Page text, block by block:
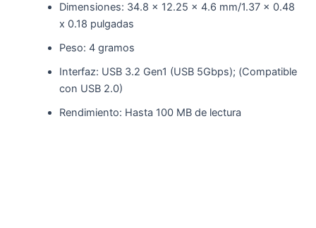
Dimensiones: 34.8 x 12.25 x 4.6 mm/1.37 x 0.48
x 0.18 pulgadas
Peso: 4 gramos
Interfaz: USB 3.2 Gen1 (USB 5Gbps); (Compatible
con USB 2.0)
Rendimiento: Hasta 100 MB de lectura